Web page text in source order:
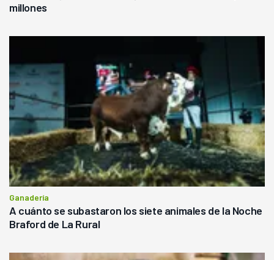
millones
Ganadería
A cuánto se subastaron los siete animales de la Noche
Braford de La Rural